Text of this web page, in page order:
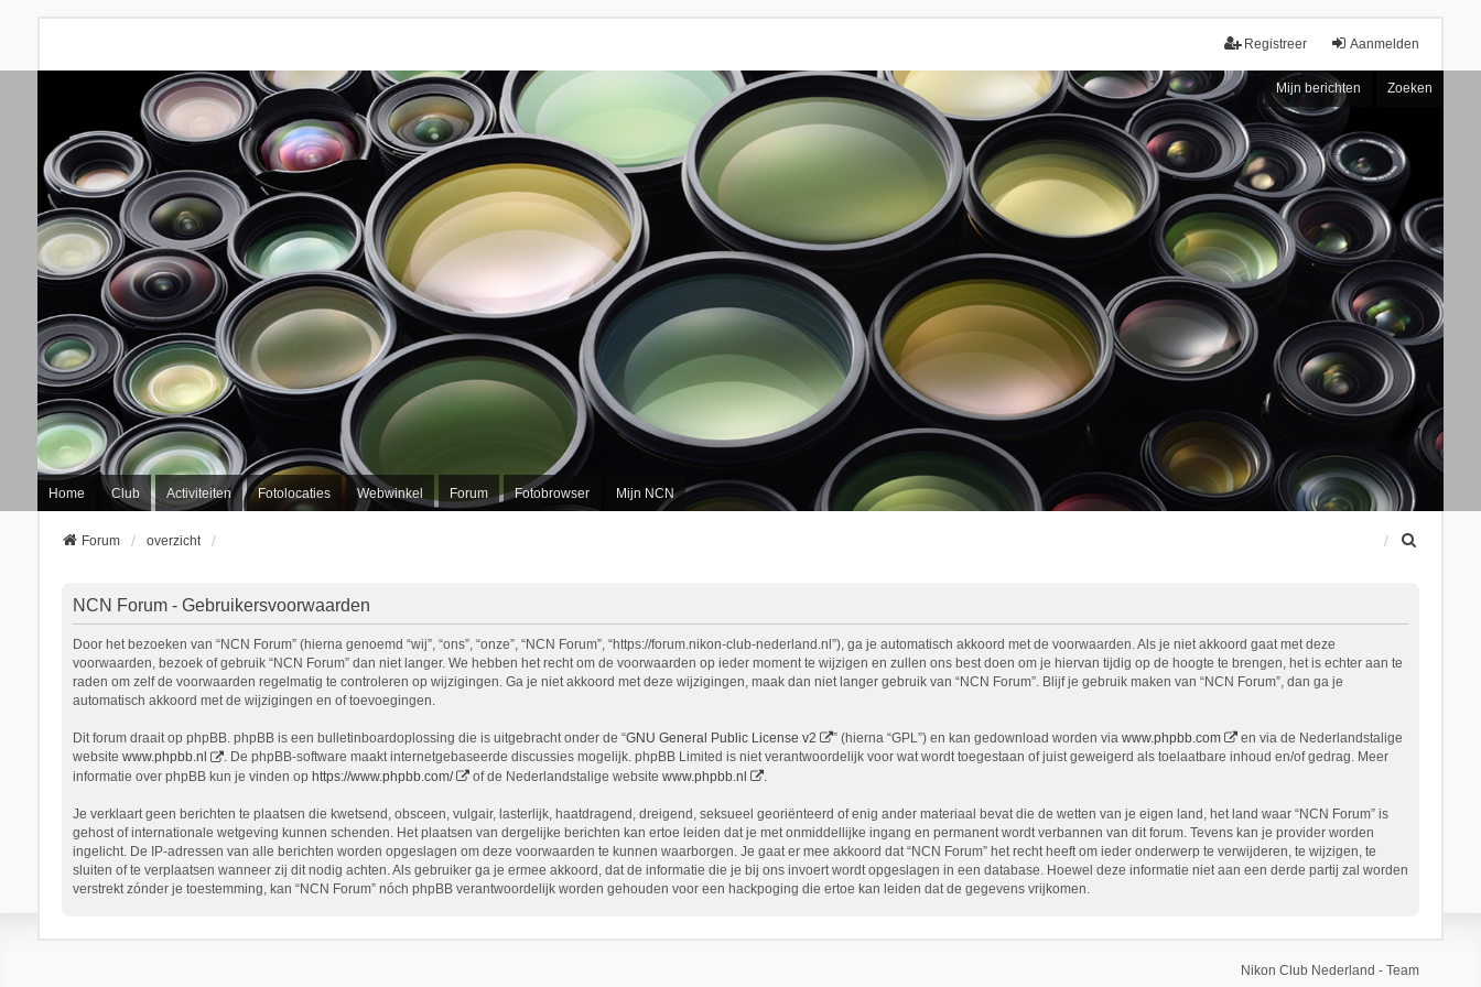
Aanmelden
Registreer
Mijn berichten Zoeken
Home Club Activiteiten Fotolocaties Webwinkel Forum Fotobrowser Mijn NCN
Forum overzicht
NCN Forum - Gebruikersvoorwaarden
Door het bezoeken van “NCN Forum” (hierna genoemd “wij”, “ons”, “onze”, “NCN Forum”, “https://forum.nikon-club-nederland.nl”), ga je automatisch akkoord met de voorwaarden. Als je niet akkoord gaat met deze
voorwaarden, bezoek of gebruik “NCN Forum” dan niet langer. We hebben het recht om de voorwaarden op ieder moment te wijzigen en zullen ons best doen om je hiervan tijdig op de hoogte te brengen, het is echter aan te
raden om zelf de voorwaarden regelmatig te controleren op wijzigingen. Ga je niet akkoord met deze wijzigingen, maak dan niet langer gebruik van “NCN Forum”. Blijf je gebruik maken van “NCN Forum”, dan ga je
automatisch akkoord met de wijzigingen en of toevoegingen.
Dit forum draait op phpBB. phpBB is een bulletinboardoplossing die is uitgebracht onder de “GNU General Public License v2 ” (hierna “GPL”) en kan gedownload worden via www.phpbb.com
en via de Nederlandstalige
website www.phpbb.nl
. De phpBB-software maakt internetgebaseerde discussies mogelijk. phpBB Limited is niet verantwoordelijk voor wat wordt toegestaan of juist geweigerd als toelaatbare inhoud en/of gedrag. Meer
informatie over phpBB kun je vinden op https://www.phpbb.com/ of de Nederlandstalige website www.phpbb.nl .
Je verklaart geen berichten te plaatsen die kwetsend, obsceen, vulgair, lasterlijk, haatdragend, dreigend, seksueel georiënteerd of enig ander materiaal bevat die de wetten van je eigen land, het land waar “NCN Forum” is
gehost of internationale wetgeving kunnen schenden. Het plaatsen van dergelijke berichten kan ertoe leiden dat je met onmiddellijke ingang en permanent wordt verbannen van dit forum. Tevens kan je provider worden
ingelicht. De IP-adressen van alle berichten worden opgeslagen om deze voorwaarden te kunnen waarborgen. Je gaat er mee akkoord dat “NCN Forum” het recht heeft om ieder onderwerp te verwijderen, te wijzigen, te
sluiten of te verplaatsen wanneer zij dit nodig achten. Als gebruiker ga je ermee akkoord, dat de informatie die je bij ons invoert wordt opgeslagen in een database. Hoewel deze informatie niet aan een derde partij zal worden
verstrekt zónder je toestemming, kan “NCN Forum” nóch phpBB verantwoordelijk worden gehouden voor een hackpoging die ertoe kan leiden dat de gegevens vrijkomen.
Nikon Club Nederland - Team